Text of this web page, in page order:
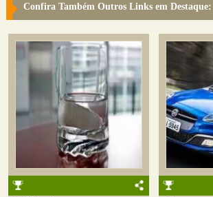
Confira Também Outros Links em Destaque: